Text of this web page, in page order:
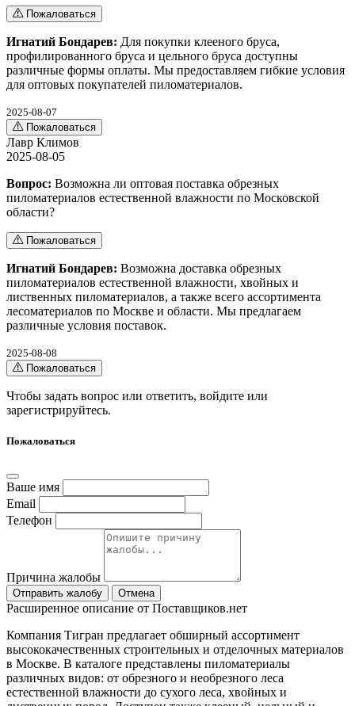
Пожаловаться
Игнатий Бондарев: Для покупки клееного бруса,
профилированного бруса и цельного бруса доступны
различные формы оплаты. Мы предоставляем гибкие условия
для оптовых покупателей пиломатериалов.
2025-08-07
Пожаловаться
Лавр Климов
2025-08-05
Вопрос: Возможна ли оптовая поставка обрезных
пиломатериалов естественной влажности по Московской
области?
Пожаловаться
Игнатий Бондарев: Возможна доставка обрезных
пиломатериалов естественной влажности, хвойных и
лиственных пиломатериалов, а также всего ассортимента
лесоматериалов по Москве и области. Мы предлагаем
различные условия поставок.
2025-08-08
Пожаловаться
Чтобы задать вопрос или ответить, войдите или
зарегистрируйтесь.
Пожаловаться
Ваше имя
Email
Телефон
Причина жалобы
Отправить жалобу Отмена
Расширенное описание от Поставщиков.нет
Компания Тигран предлагает обширный ассортимент
высококачественных строительных и отделочных материалов
в Москве. В каталоге представлены пиломатериалы
различных видов: от обрезного и необрезного леса
естественной влажности до сухого леса, хвойных и